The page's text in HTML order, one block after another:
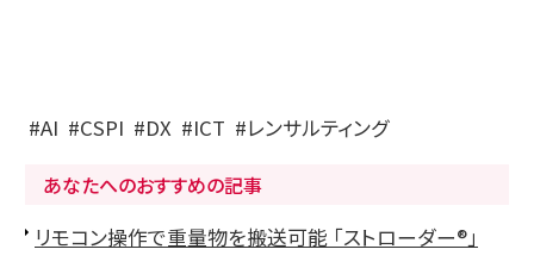
AI CSPI DX ICT
レンサルティング
あなたへのおすすめの記事
リモコン操作で重量物を搬送可能 「ストローダー®」